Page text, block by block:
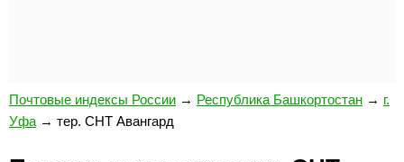
Почтовые индексы России → Республика Башкортостан → г.
Уфа → тер. СНТ Авангард